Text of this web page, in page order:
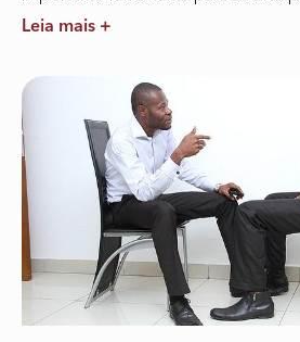
Leia mais +